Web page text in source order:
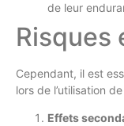
de leur
Risques
Cependant, il est
lors de l’utilisation
Effets